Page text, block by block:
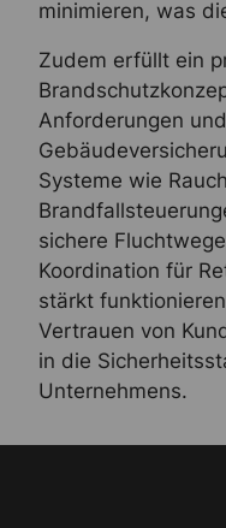
minimieren, was
Zudem erfüllt ein
Anforderungen
Systeme wie
sichere
Koordination für
stärkt
Vertrauen von
in die
Unternehmens.